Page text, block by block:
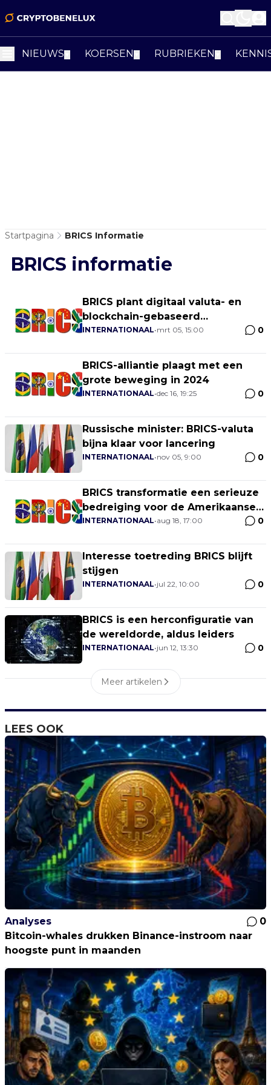
NIEUWS KOERSEN RUBRIEKEN
Startpagina BRICS Informatie
BRICS informatie
BRICS plant digitaal valuta- en
blockchain-gebaseerd
betalingssysteem voor de-
INTERNATIONAAL•mrt 05, 15:00 0
BRICS-alliantie plaagt met een
grote beweging in 2024
INTERNATIONAAL•dec 16, 19:25 0
Russische minister: BRICS-valuta
bijna klaar voor lancering
INTERNATIONAAL•nov 05, 9:00 0
BRICS transformatie een serieuze
bedreiging voor de Amerikaanse
dollar
INTERNATIONAAL•aug 18, 17:00 0
Interesse toetreding BRICS blijft
stijgen
INTERNATIONAAL•jul 22, 10:00 0
BRICS is een herconfiguratie van
de wereldorde, aldus leiders
INTERNATIONAAL•jun 12, 13:30 0
Meer artikelen
LEES OOK
Analyses
0
Bitcoin-whales drukken Binance-instroom naar
hoogste punt in maanden